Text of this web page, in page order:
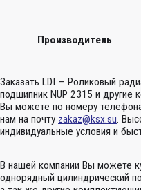
Производитель
Заказать LDI — Роликовый
подшипник NUP 2315 и
Вы можете по номеру
нам на почту zakaz@ksx.su.
индивидуальные условия и
В нашей компании Вы можете
однорядный цилиндрический